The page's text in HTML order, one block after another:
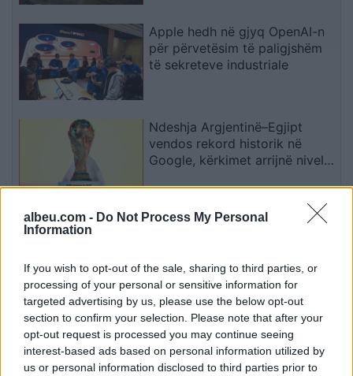
albeu.com - Do Not Process My Personal
Information
If you wish to opt-out of the sale, sharing to third parties, or
processing of your personal or sensitive information for
targeted advertising by us, please use the below opt-out
section to confirm your selection. Please note that after your
opt-out request is processed you may continue seeing
interest-based ads based on personal information utilized by
us or personal information disclosed to third parties prior to
Apple hedh në gjyq OpenAI-n
për përvetësim të paligjshëm
të sekreteve industriale
Ndeshja Argjentinë–Egjipt
vendos rekord historik në
Google, kërkimet arrijnë nivele
Kina zbulon robotë humanoidë